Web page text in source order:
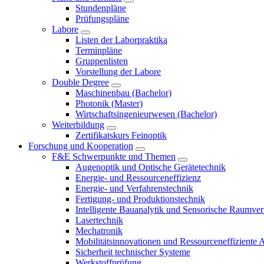
Stundenpläne
Prüfungspläne
Labore
Listen der Laborpraktika
Terminpläne
Gruppenlisten
Vorstellung der Labore
Double Degree
Maschinenbau (Bachelor)
Photonik (Master)
Wirtschaftsingenieurwesen (Bachelor)
Weiterbildung
Zertifikatskurs Feinoptik
Forschung und Kooperation
F&E Schwerpunkte und Themen
Augenoptik und Optische Gerätetechnik
Energie- und Ressourceneffizienz
Energie- und Verfahrenstechnik
Fertigung- und Produktionstechnik
Intelligente Bauanalytik und Sensorische
Lasertechnik
Mechatronik
Mobilitätsinnovationen und Ressourceneffiziente
Sicherheit technischer Systeme